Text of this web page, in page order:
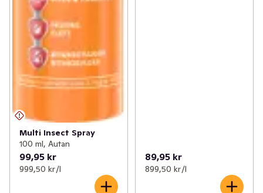
Multi Insect Spray
100 ml, Autan
99,95 kr
999,50 kr /l
89,95 kr
899,50 kr /l